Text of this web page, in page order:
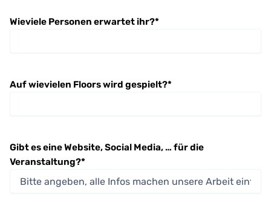
Wieviele Personen erwartet ihr?*
Auf wievielen Floors wird gespielt?*
Gibt es eine Website, Social Media, … für die
Veranstaltung?*